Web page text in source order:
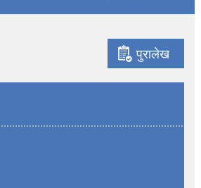
पुरालेख